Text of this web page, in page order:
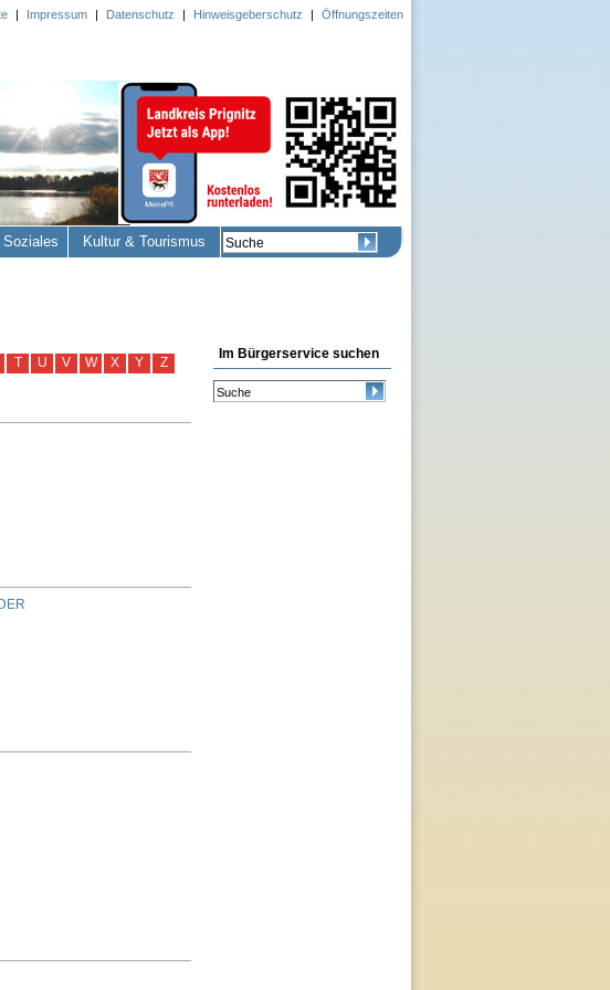
T U V W X Y Z
Im Bürgerservice suchen
| Impressum | Datenschutz | Hinweisgeberschutz | Öffnungszeiten
Kultur & Tourismus